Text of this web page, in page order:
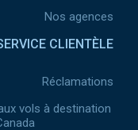
Nos agences
CLIENTÈLE
Réclamations
vols à destination